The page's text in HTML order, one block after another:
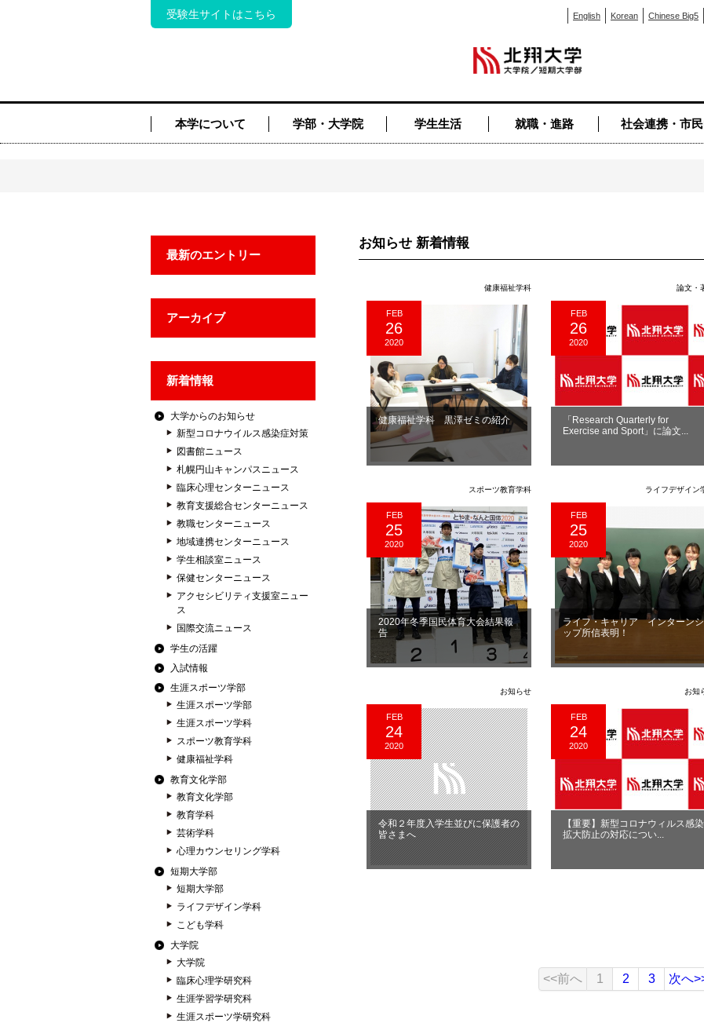
受験生サイトはこちら English Korean Chinese Big5
本学について 学部・大学院 学生生活 就職・進路 社会連携・市
最新のエントリー
アーカイブ
新着情報
大学からのお知らせ
新型コロナウイルス感染症対策
図書館ニュース
札幌円山キャンパスニュース
臨床心理センターニュース
教育支援総合センターニュース
教職センターニュース
地域連携センターニュース
学生相談室ニュース
保健センターニュース
アクセシビリティ支援室ニュー
ス
国際交流ニュース
学生の活躍
入試情報
生涯スポーツ学部
生涯スポーツ学部
生涯スポーツ学科
スポーツ教育学科
健康福祉学科
教育文化学部
教育文化学部
教育学科
芸術学科
心理カウンセリング学科
短期大学部
短期大学部
ライフデザイン学科
こども学科
大学院
大学院
臨床心理学研究科
生涯学習学研究科
生涯スポーツ学研究科
お知らせ 新着情報
健康福祉学科
FEB
26
2020
健康福祉学科 黒澤ゼミの紹介
論文・
FEB
26
2020
「Research Quarterly for
Exercise and Sport」に論文...
スポーツ教育学科
FEB
25
2020
2020年冬季国民体育大会結果報
告
ライフデザイン
FEB
25
2020
ライフ・キャリア インターンシ
ップ所信表明！
お知らせ
FEB
24
2020
令和２年度入学生並びに保護者の
皆さまへ
お知
FEB
24
2020
【重要】新型コロナウィルス感染
拡大防止の対応につい...
<<前へ 1 2 3 次へ